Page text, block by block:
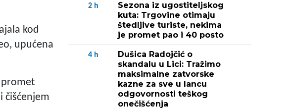
kod
upućena
promet
čišćenjem
2 h
Sezona iz ugostiteljskog
kuta: Trgovine otimaju
štedljive turiste, nekima
je promet pao i 40 posto
4 h
Dušica Radojčić o
skandalu u Lici: Tražimo
maksimalne zatvorske
kazne za sve u lancu
odgovornosti teškog
onečišćenja